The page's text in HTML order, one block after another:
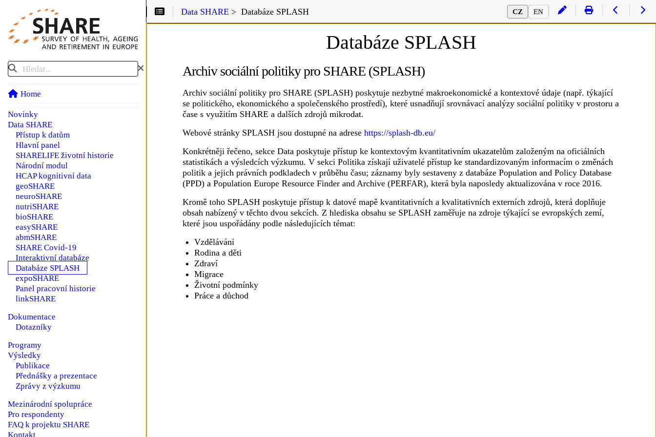
Projekt SHARE v České republice>
Data SHARE > Databáze SPLASH CZ EN
Databáze SPLASH
Archiv sociální politiky pro SHARE (SPLASH)
Archiv sociální politiky pro SHARE (SPLASH) poskytuje nezbytné makroekonomické a kontextové údaje (např. týkající
se politického, ekonomického a společenského prostředí), které usnadňují srovnávací analýzy sociální politiky v prostoru a
čase s využitím SHARE a dalších zdrojů mikrodat.
Webové stránky SPLASH jsou dostupné na adrese https://splash-db.eu/
Konkrétněji řečeno, sekce Data poskytuje přístup ke kontextovým kvantitativním ukazatelům založeným na oficiálních
statistikách a výsledcích výzkumu. V sekci Politika získají uživatelé přístup ke standardizovaným informacím o změnách
politik a jejich právních podkladech v průběhu času; záznamy byly sestaveny z databáze Population and Policy Database
(PPD) a Population Europe Resource Finder and Archive (PERFAR), která byla naposledy aktualizována v roce 2016.
Kromě toho SPLASH poskytuje přístup k datové mapě kvantitativních a kvalitativních externích zdrojů, která doplňuje
obsah nabízený v těchto dvou sekcích. Z hlediska obsahu se SPLASH zaměřuje na zdroje týkající se evropských zemí,
které jsou uspořádány podle následujících témat:
Vzdělávání
Rodina a děti
Zdraví
Migrace
Životní podmínky
Práce a důchod
Hledat
Home
Novinky
Podmenu Data SHARE
Data SHARE
Přístup k datům
Hlavní panel
SHARELIFE životní historie
Národní modul
HCAP kognitivní data
geoSHARE
neuroSHARE
nutriSHARE
bioSHARE
easySHARE
abmSHARE
SHARE Covid-19
Interaktivní databáze
Databáze SPLASH
expoSHARE
Panel pracovní historie
linkSHARE
Podmenu Dokumentace
Dokumentace
Dotazníky
Programy
Podmenu Výsledky
Výsledky
Publikace
Přednášky a prezentace
Zprávy z výzkumu
Mezinárodní spolupráce
Pro respondenty
FAQ k projektu SHARE
Kontakt